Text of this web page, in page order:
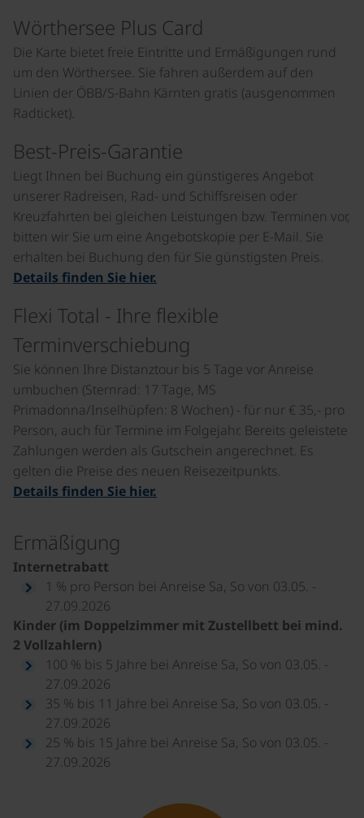
Wörthersee Plus Card
Die Karte bietet freie Eintritte und Ermäßigungen rund
um den Wörthersee. Sie fahren außerdem auf den
Linien der ÖBB/S-Bahn Kärnten gratis (ausgenommen
Radticket).
Best-Preis-Garantie
Liegt Ihnen bei Buchung ein günstigeres Angebot
unserer Radreisen, Rad- und Schiffsreisen oder
Kreuzfahrten bei gleichen Leistungen bzw. Terminen vor,
bitten wir Sie um eine Angebotskopie per E-Mail. Sie
erhalten bei Buchung den für Sie günstigsten Preis.
Details finden Sie hier.
Flexi Total - Ihre flexible
Terminverschiebung
Sie können Ihre Distanztour bis 5 Tage vor Anreise
umbuchen (Sternrad: 17 Tage, MS
Primadonna/Inselhüpfen: 8 Wochen) - für nur € 35,- pro
Person, auch für Termine im Folgejahr. Bereits geleistete
Zahlungen werden als Gutschein angerechnet. Es
gelten die Preise des neuen Reisezeitpunkts.
Details finden Sie hier.
Ermäßigung
Internetrabatt
1 % pro Person bei Anreise Sa, So von 03.05. -
27.09.2026
Kinder (im Doppelzimmer mit Zustellbett bei mind.
2 Vollzahlern)
100 % bis 5 Jahre bei Anreise Sa, So von 03.05. -
27.09.2026
35 % bis 11 Jahre bei Anreise Sa, So von 03.05. -
27.09.2026
25 % bis 15 Jahre bei Anreise Sa, So von 03.05. -
27.09.2026